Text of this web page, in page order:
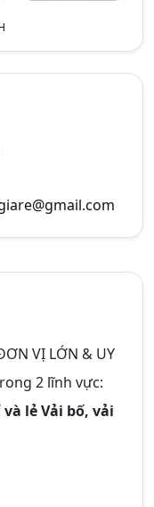
VỊ LỚN & UY
2 lĩnh vực:
lẻ Vải bố, vải